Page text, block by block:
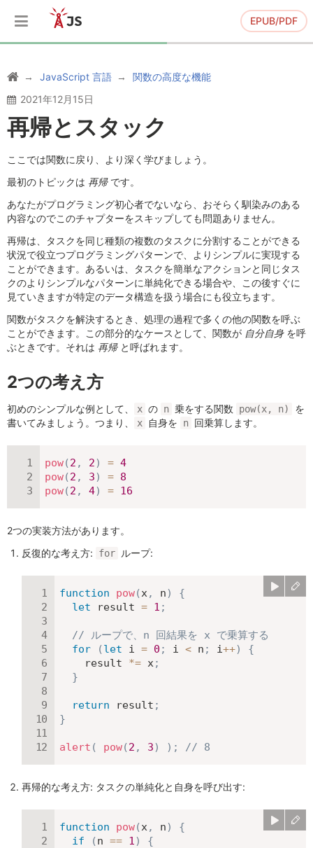
EPUB/PDF
JavaScript 言語
関数の高度な機能
2021年12月15日
再帰とスタック
ここでは関数に戻り、より深く学びましょう。
最初のトピックは 再帰です。
あなたがプログラミング初心者でないなら、おそらく馴染みのある
内容なのでこのチャプターをスキップしても問題ありません。
再帰は、タスクを同じ種類の複数のタスクに分割することができる
状況で役立つプログラミングパターンで、よりシンプルに実現する
ことができます。あるいは、タスクを簡単なアクションと同じタス
クのよりシンプルなパターンに単純化できる場合や、この後すぐに
見ていきますが特定のデータ構造を扱う場合にも役立ちます。
関数がタスクを解決するとき、処理の過程で多くの他の関数を呼ぶ
ことができます。この部分的なケースとして、関数が 自分自身を呼
ぶときです。それは 再帰と呼ばれます。
2つの考え方
初めのシンプルな例として、 x の n 乗をする関数 pow(x, n)
を
書いてみましょう。つまり、
x 自身を n 回乗算します。
pow(2 , 2) = 4
pow(2 , 3) = 8
pow(2 , 4) = 16
2つの実装方法があります。
反復的な考え方:
for ループ:
function pow(x, n)
{
let result = 1 ;
// ループで、n 回結果を x で乗算する
for
(let i = 0 ; i < n ; i++)
{
    result
*= x;
}
return result ;
}
alert ( pow(2 , 3) ) ; // 8
再帰的な考え方: タスクの単純化と自身を呼び出す:
function pow(x, n)
{
if
(n == 1)
{